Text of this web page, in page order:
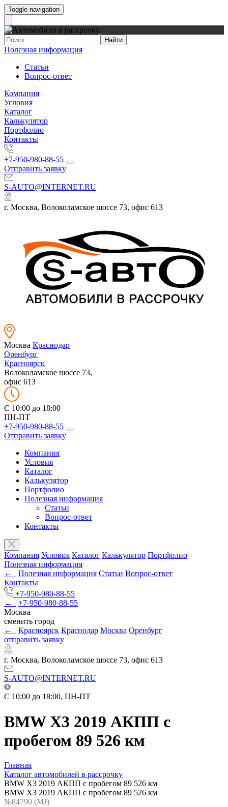
Toggle navigation
Найти
Полезная информация
Статьи
Вопрос-ответ
Компания
Условия
Каталог
Калькулятор
Портфолио
Контакты
+7-950-980-88-55
Отправить заявку
S-AUTO@INTERNET.RU
г. Москва, Волоколамское шоссе 73, офис 613
Москва Краснодар
Оренбург
Красноярск
Волоколамское шоссе 73,
офис 613
C 10:00 до 18:00
ПН-ПТ
+7-950-980-88-55
Отправить заявку
Компания
Условия
Каталог
Калькулятор
Портфолио
Полезная информация
Статьи
Вопрос-ответ
Контакты
Компания Условия Каталог Калькулятор Портфолио
Полезная информация
←
Полезная информация Статьи Вопрос-ответ
Контакты
+7-950-980-88-55
←
+7-950-980-88-55
Москва
сменить город
←
Красноярск Краснодар Москва Оренбург
отправить заявку
г. Москва, Волоколамское шоссе 73, офис 613
S-AUTO@INTERNET.RU
C 10:00 до 18:00, ПН-ПТ
BMW X3 2019 АКПП с
пробегом 89 526 км
Главная
Каталог автомобилей в рассрочку
BMW X3 2019 АКПП с пробегом 89 526 км
BMW X3 2019 АКПП с пробегом 89 526 км
№84790 (МJ)